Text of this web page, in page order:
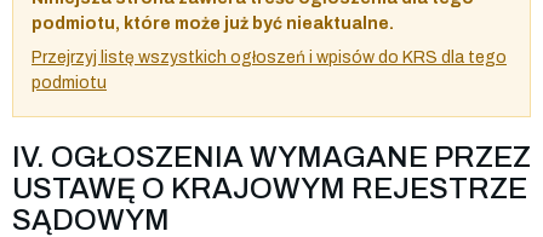
podmiotu, które może już być nieaktualne.
Przejrzyj listę wszystkich ogłoszeń i wpisów do KRS dla tego
podmiotu
IV. OGŁOSZENIA WYMAGANE PRZEZ
USTAWĘ O KRAJOWYM REJESTRZE
SĄDOWYM